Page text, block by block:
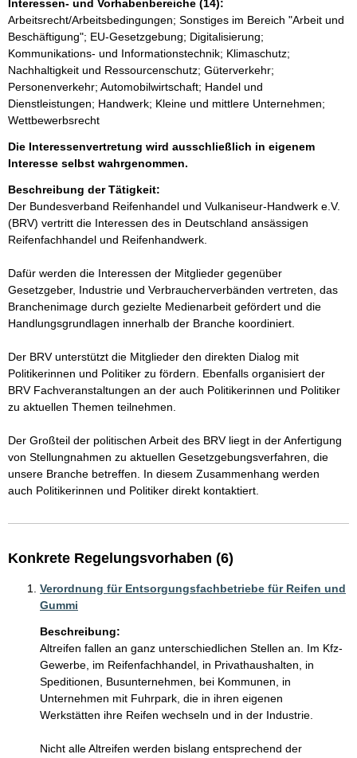
Interessen- und Vorhabenbereiche (14):
Arbeitsrecht/Arbeitsbedingungen; Sonstiges im Bereich "Arbeit und
Beschäftigung"; EU-Gesetzgebung; Digitalisierung;
Kommunikations- und Informationstechnik; Klimaschutz;
Nachhaltigkeit und Ressourcenschutz; Güterverkehr;
Personenverkehr; Automobilwirtschaft; Handel und
Dienstleistungen; Handwerk; Kleine und mittlere Unternehmen;
Wettbewerbsrecht
Die Interessenvertretung wird ausschließlich in eigenem
Interesse selbst wahrgenommen.
Beschreibung der Tätigkeit:
Der Bundesverband Reifenhandel und Vulkaniseur-Handwerk e.V.
(BRV) vertritt die Interessen des in Deutschland ansässigen
Reifenfachhandel und Reifenhandwerk.
Dafür werden die Interessen der Mitglieder gegenüber
Gesetzgeber, Industrie und Verbraucherverbänden vertreten, das
Branchenimage durch gezielte Medienarbeit gefördert und die
Handlungsgrundlagen innerhalb der Branche koordiniert.
Der BRV unterstützt die Mitglieder den direkten Dialog mit
Politikerinnen und Politiker zu fördern. Ebenfalls organisiert der
BRV Fachveranstaltungen an der auch Politikerinnen und Politiker
zu aktuellen Themen teilnehmen.
Der Großteil der politischen Arbeit des BRV liegt in der Anfertigung
von Stellungnahmen zu aktuellen Gesetzgebungsverfahren, die
unsere Branche betreffen. In diesem Zusammenhang werden
auch Politikerinnen und Politiker direkt kontaktiert.
Konkrete Regelungsvorhaben (6)
Verordnung für Entsorgungsfachbetriebe für Reifen und
Gummi
Beschreibung:
Altreifen fallen an ganz unterschiedlichen Stellen an. Im Kfz-
Gewerbe, im Reifenfachhandel, in Privathaushalten, in
Speditionen, Busunternehmen, bei Kommunen, in
Unternehmen mit Fuhrpark, die in ihren eigenen
Werkstätten ihre Reifen wechseln und in der Industrie.
Nicht alle Altreifen werden bislang entsprechend der